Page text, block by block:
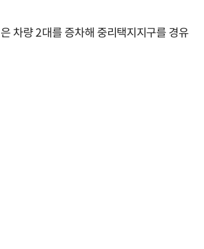
차량 2대를 증차해 중리택지지구를 경유